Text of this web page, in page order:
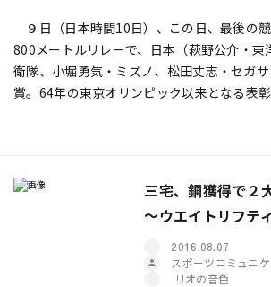
９日（日本時間10日）、この日、最後の
800メートルリレーで、日本（萩野公介・東
衛隊、小堀勇気・ミズノ、松田丈志・セガ
賞。64年の東京オリンピック以来となる表
三宅、銅獲得で２
～ウエイトリフテ
2016.08.07
スポーツコミュニ
リオの音色